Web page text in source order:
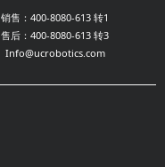
销售：400-8080-613 转1
售后：400-8080-613 转3
Info@ucrobotics.com